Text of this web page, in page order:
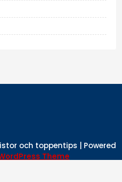
och toppentips | Powered
Theme